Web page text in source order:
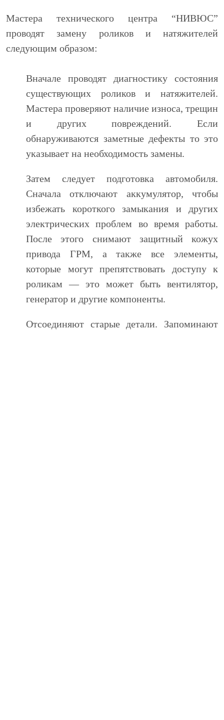
Мастера технического центра “НИВЮС”
проводят замену роликов и натяжителей
следующим образом:
Вначале проводят диагностику состояния
существующих роликов и натяжителей.
Мастера проверяют наличие износа, трещин
и других повреждений. Если
обнаруживаются заметные дефекты то это
указывает на необходимость замены.
Затем следует подготовка автомобиля.
Сначала отключают аккумулятор, чтобы
избежать короткого замыкания и других
электрических проблем во время работы.
После этого снимают защитный кожух
привода ГРМ, а также все элементы,
которые могут препятствовать доступу к
роликам — это может быть вентилятор,
генератор и другие компоненты.
Отсоединяют старые детали. Запоминают